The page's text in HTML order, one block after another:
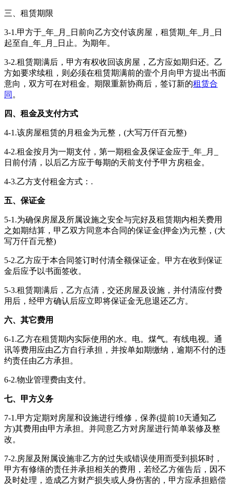
三、租赁期限
3-1.甲方于_年_月_日前向乙方交付该房屋，租赁期_年_月_日
起至自_年_月_日止。为期年。
3-2.租赁期满后，甲方有权收回该房屋，乙方应如期归还。乙
方如要求续租，则必须在租赁期满前的壹个月向甲方提出书面
意向，双方可在对租金。期限重新协商后，签订新的租赁合
同 。
四、租金及支付方式
4-1.该房屋租赁的月租金为元整，(大写万仟百元整)
4-2.租金按月为一期支付，第一期租金及保证金应于_年_月_
日前付清，以后乙方应于每期的天前支付予甲方房租金。
4-3.乙方支付租金方式：.
五、保证金
5-1.为确保房屋及所属设施之安全与完好及租赁期内相关费用
之如期结算，甲乙双方同意本合同的保证金(押金)为元整，(大
写万仟百元整)
5-2.乙方应于本合同签订时付清全额保证金。甲方在收到保证
金后应予以书面签收。
5-3.租赁期满后，乙方点清，交还房屋及设施，并付清应付费
用后，经甲方确认后应立即将保证金无息退还乙方。
六、其它费用
6-1.乙方在租赁期内实际使用的水。电。煤气。有线电视。通
讯等费用应由乙方自行承担，并按单如期缴纳，逾期不付的违
约责任由乙方承担。
6-2.物业管理费由支付。
七、甲方义务
7-1.甲方定期对房屋和设施进行维修，保养(提前10天通知乙
方)其费用由甲方承担。并同意乙方对房屋进行简单装修及整
改。
7-2.房屋及附属设施非乙方的过失或错误使用而受到损坏时，
甲方有修缮的责任并承担相关的费用，若经乙方催告后，因不
及时处理，造成乙方财产损失或人身伤害的，甲方应承担赔偿